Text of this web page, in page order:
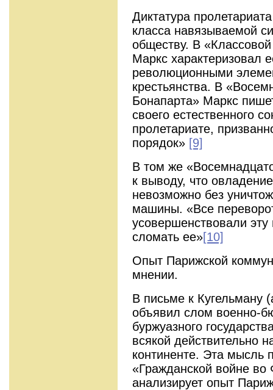
Диктатура
класса навязываемой
обществу. В
Маркс характеризовал
революционными
крестьянства. В
Бонапарта» Маркс
своего естественного
пролетариате,
порядок» [9]
В том же
к выводу, что
невозможно без
машины. «Все
усовершенствовали
сломать ее»[10]
Опыт Парижской
мнении.
В письме к Кугельману
объявил слом военно-
буржуазного
всякой действительно
континенте. Эта мысль
«Гражданской войне
анализирует опыт